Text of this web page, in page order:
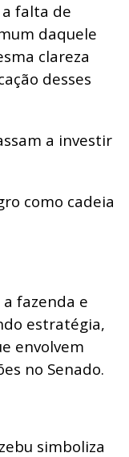
falta de
daquele
clareza
desses
a investir
como cadeia
fazenda e
estratégia,
envolvem
no Senado.
simboliza